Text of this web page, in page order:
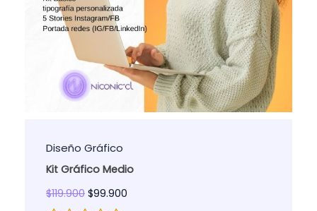
Diseño Gráfico
Kit Gráfico Medio
$119.900 $99.900